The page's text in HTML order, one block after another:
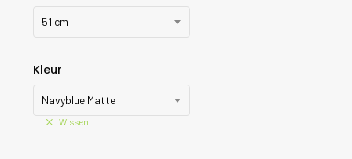
51 cm
Kleur
Navyblue Matte
Wissen